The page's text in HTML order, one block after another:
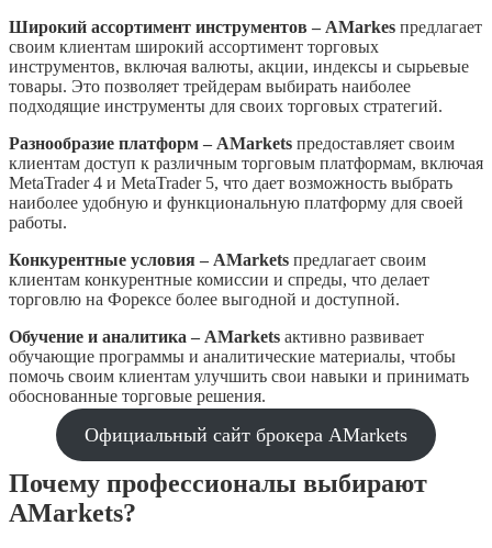
Широкий ассортимент инструментов – AMarkes предлагает
своим клиентам широкий ассортимент торговых
инструментов, включая валюты, акции, индексы и сырьевые
товары. Это позволяет трейдерам выбирать наиболее
подходящие инструменты для своих торговых стратегий.
Разнообразие платформ – AMarkets предоставляет своим
клиентам доступ к различным торговым платформам, включая
MetaTrader 4 и MetaTrader 5, что дает возможность выбрать
наиболее удобную и функциональную платформу для своей
работы.
Конкурентные условия – AMarkets предлагает своим
клиентам конкурентные комиссии и спреды, что делает
торговлю на Форексе более выгодной и доступной.
Обучение и аналитика – AMarkets активно развивает
обучающие программы и аналитические материалы, чтобы
помочь своим клиентам улучшить свои навыки и принимать
обоснованные торговые решения.
Официальный сайт брокера AMarkets
Почему профессионалы выбирают
AMarkets?